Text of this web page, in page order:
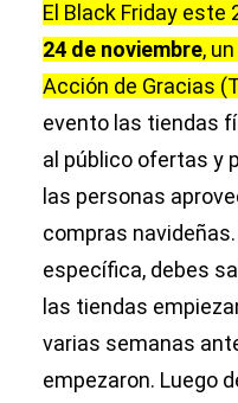
El Black Friday este
24 de noviembre,
Acción de Gracias
evento las tiendas
al público ofertas y
las personas
compras
específica, debes
las tiendas
varias semanas
empezaron. Luego